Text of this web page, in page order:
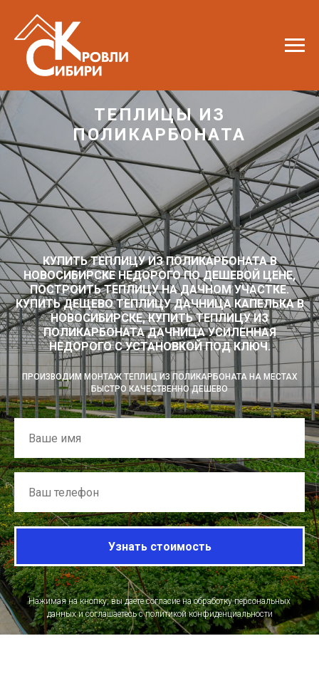
ТЕПЛИЦЫ ИЗ
ПОЛИКАРБОНАТА
КУПИТЬ ТЕПЛИЦУ ИЗ ПОЛИКАРБОНАТА В
НОВОСИБИРСКЕ НЕДОРОГО ПО ДЕШЕВОЙ ЦЕНЕ,
ПОСТРОИТЬ ТЕПЛИЦУ НА ДАЧНОМ УЧАСТКЕ.
КУПИТЬ ДЕЩЕВО ТЕПЛИЦУ ДАЧНИЦА КАПЕЛЬКА В
НОВОСИБИРСКЕ, КУПИТЬ ТЕПЛИЦУ ИЗ
ПОЛИКАРБОНАТА ДАЧНИЦА УСИЛЕННАЯ
НЕДОРОГО С УСТАНОВКОЙ ПОД КЛЮЧ.
ПРОИЗВОДИМ МОНТАЖ ТЕПЛИЦ ИЗ ПОЛИКАРБОНАТА НА МЕСТАХ
БЫСТРО КАЧЕСТВЕННО ДЕШЕВО
Узнать стоимость
Нажимая на кнопку, вы даете согласие на обработку персональных
данных и соглашаетесь c политикой конфиденциальности